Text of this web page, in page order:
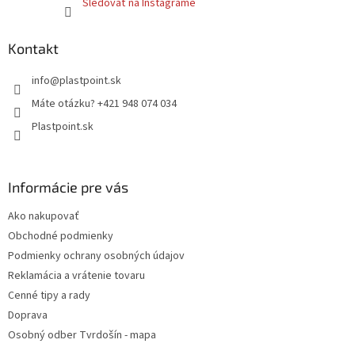
Sledovať na Instagrame
Kontakt
info@plastpoint.sk
Máte otázku? +421 948 074 034
Plastpoint.sk
Informácie pre vás
Ako nakupovať
Obchodné podmienky
Podmienky ochrany osobných údajov
Reklamácia a vrátenie tovaru
Cenné tipy a rady
Doprava
Osobný odber Tvrdošín - mapa